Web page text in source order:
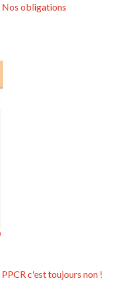
Nos obligations
PPCR c'est toujours non !